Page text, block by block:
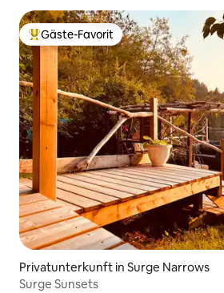
Beliebter Gäste-Favorit.
Gäste-Favorit
Privatunterkunft in Surge Narrows
Surge Sunsets